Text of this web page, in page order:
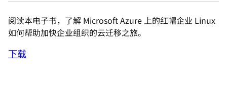
阅读本电子书，了解 Microsoft Azure 上的红帽企业 Linux
如何帮助加快企业组织的云迁移之旅。
下载